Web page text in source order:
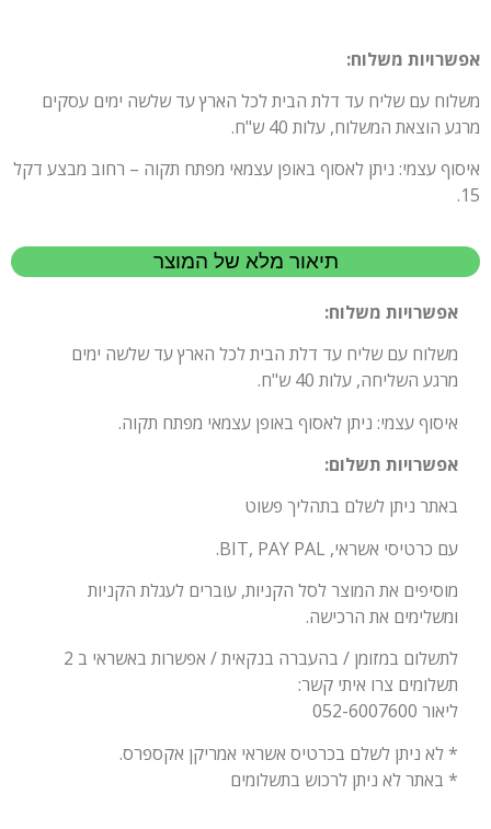
אפשרויות משלוח:
משלוח עם שליח עד דלת הבית לכל הארץ עד שלשה ימים עסקים
מרגע הוצאת המשלוח, עלות 40 ש"ח.
איסוף עצמי: ניתן לאסוף באופן עצמאי מפתח תקוה – רחוב מבצע דקל
15.
תיאור מלא של המוצר
אפשרויות משלוח:
משלוח עם שליח עד דלת הבית לכל הארץ עד שלשה ימים
מרגע השליחה, עלות 40 ש"ח.
איסוף עצמי: ניתן לאסוף באופן עצמאי מפתח תקוה.
אפשרויות תשלום:
באתר ניתן לשלם בתהליך פשוט
עם כרטיסי אשראי, BIT, PAY PAL.
מוסיפים את המוצר לסל הקניות, עוברים לעגלת הקניות
ומשלימים את הרכישה.
לתשלום במזומן / בהעברה בנקאית / אפשרות באשראי ב 2
תשלומים צרו איתי קשר:
ליאור 052-6007600
* לא ניתן לשלם בכרטיס אשראי אמריקן אקספרס.
* באתר לא ניתן לרכוש בתשלומים